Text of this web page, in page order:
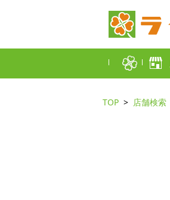
TOP 店舗検索